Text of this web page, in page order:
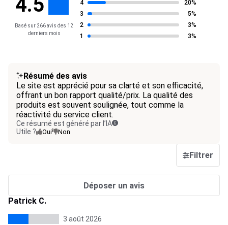
Basé sur 266 avis des 12
derniers mois
4
20%
3
5%
2
3%
1
3%
Résumé des avis
Le site est apprécié pour sa clarté et son efficacité,
offrant un bon rapport qualité/prix. La qualité des
produits est souvent soulignée, tout comme la
réactivité du service client.
Ce résumé est généré par l’IA
Utile ?
Oui Non
Filtrer
Déposer un avis
Patrick C.
3 août 2026